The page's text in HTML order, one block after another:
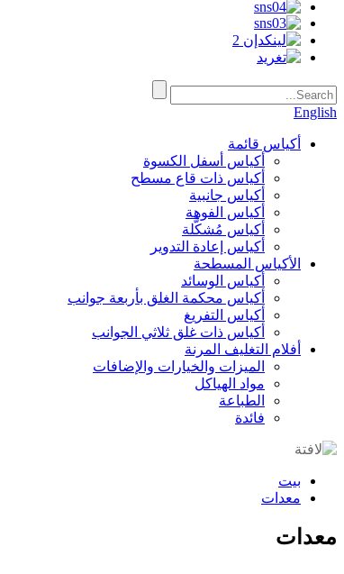
English
أكياس قائمة
أكياس أسفل الكسوة
أكياس ذات قاع مسطح
أكياس جانبية
أكياس الفوهة
أكياس مُشكَّلة
أكياس إعادة التدوير
الأكياس المسطحة
أكياس الوسائد
أكياس محكمة الغلق بأربعة جوانب
أكياس التفريغ
أكياس ذات غلق ثلاثي الجوانب
أفلام التغليف المرنة
الميزات والخيارات والإضافات
مواد الهياكل
الطباعة
فائدة
بيت
معدات
معدات